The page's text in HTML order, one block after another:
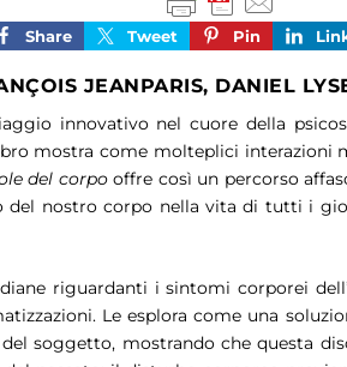
Share Tweet Pin
JEANPARIS, DANIEL
innovativo nel cuore della
mostra come molteplici interazioni
del corpooffre così un percorso
del nostro corpo nella vita di tutti i
riguardanti i sintomi corporei
Le esplora come una
soggetto, mostrando che questa